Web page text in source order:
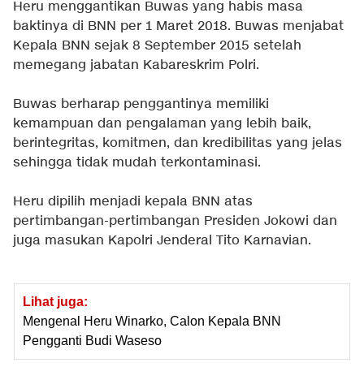
Heru menggantikan Buwas yang habis masa
baktinya di BNN per 1 Maret 2018. Buwas menjabat
Kepala BNN sejak 8 September 2015 setelah
memegang jabatan Kabareskrim Polri.
Buwas berharap penggantinya memiliki
kemampuan dan pengalaman yang lebih baik,
berintegritas, komitmen, dan kredibilitas yang jelas
sehingga tidak mudah terkontaminasi.
Heru dipilih menjadi kepala BNN atas
pertimbangan-pertimbangan Presiden Jokowi dan
juga masukan Kapolri Jenderal Tito Karnavian.
Lihat juga:
Mengenal Heru Winarko, Calon Kepala BNN
Pengganti Budi Waseso